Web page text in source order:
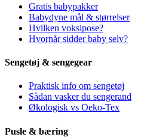
Gratis babypakker
Babydyne mål & størrelser
Hvilken voksipose?
Hvornår sidder baby selv?
Sengetøj & sengegear
Praktisk info om sengetøj
Sådan vasker du sengerand
Økologisk vs Oeko-Tex
Pusle & bæring